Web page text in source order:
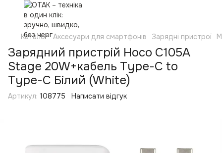
Каталог Аксесуари для смартфонів Зарядні пристрої
Зарядний пристрій Hoco C105A
Stage 20W+кабель Type-C to
Type-C Білий (White)
Артикул: 108775 Написати відгук